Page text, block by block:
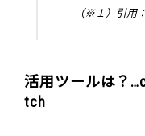
（※１）引用
活用ツールは？
tch